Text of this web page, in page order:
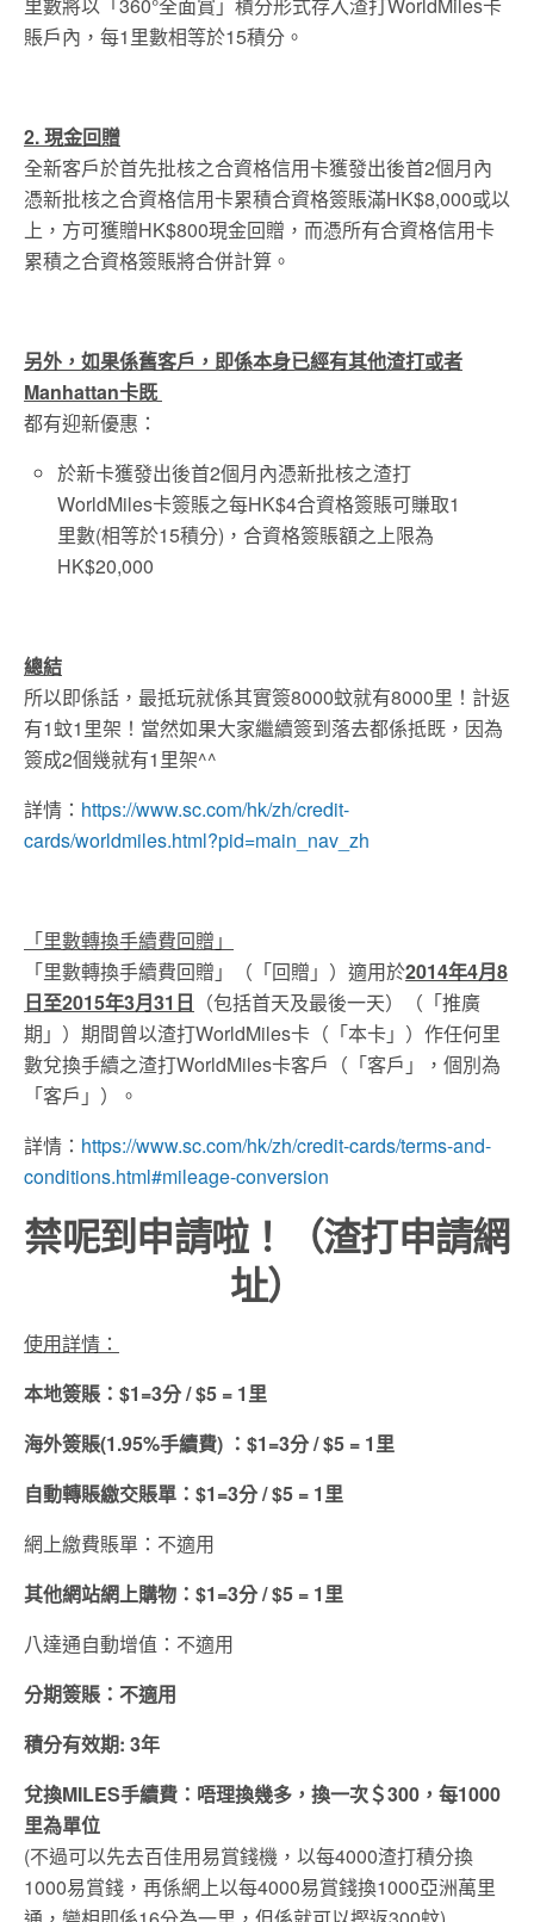
賬戶內，每1里數相等於15積分。
2. 現金回贈
全新客戶於首先批核之合資格信用卡獲發出後首2個月內
憑新批核之合資格信用卡累積合資格簽賬滿HK$8,000或以
上，方可獲贈HK$800現金回贈，而憑所有合資格信用卡
累積之合資格簽賬將合併計算。
另外，如果係舊客戶，即係本身已經有其他渣打或者
Manhattan卡既
都有迎新優惠：
於新卡獲發出後首2個月內憑新批核之渣打
WorldMiles卡簽賬之每HK$4合資格簽賬可賺取1
里數(相等於15積分)，合資格簽賬額之上限為
HK$20,000
總結
所以即係話，最抵玩就係其實簽8000蚊就有8000里！計返
有1蚊1里架！當然如果大家繼續簽到落去都係抵既，因為
簽成2個幾就有1里架^^
詳情： https://www.sc.com/hk/zh/credit-
cards/worldmiles.html?pid=main_nav_zh
「里數轉換手續費回贈」
「里數轉換手續費回贈」（「回贈」）適用於2014年4月8
日至2015年3月31日 （包括首天及最後一天）（「推廣
期」）期間曾以渣打WorldMiles卡（「本卡」）作任何里
數兌換手續之渣打WorldMiles卡客戶（「客戶」，個別為
「客戶」）。
詳情： https://www.sc.com/hk/zh/credit-cards/terms-and-
conditions.html#mileage-conversion
禁呢到申請啦！（渣打申請網
址）
使用詳情：
本地簽賬：$1=3分 / $5 = 1里
海外簽賬(1.95%手續費) ：$1=3分 / $5 = 1里
自動轉賬繳交賬單：$1=3分 / $5 = 1里
網上繳費賬單：不適用
其他網站網上購物：$1=3分 / $5 = 1里
八達通自動增值：不適用
分期簽賬：不適用
積分有效期: 3年
兌換MILES手續費： 唔理換幾多，換一次＄300，每1000
里為單位
(不過可以先去百佳用易賞錢機，以每4000渣打積分換
1000易賞錢，再係網上以每4000易賞錢換1000亞洲萬里